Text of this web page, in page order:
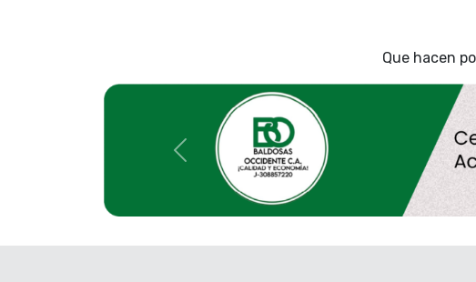
Arrojaré inmundicias sobre ti, te deshonraré y
a la vergüenza pública. Y todo el que te vea
dirá: «Nínive está destruida». ¿Quién tendrá
ti? ¿Dónde podré encontrar alguien que te
Palabra de Dios.
Salmo de hoy
Que hacen
Anterior